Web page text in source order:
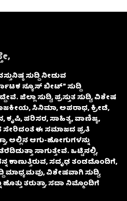
ಸುದ್ದಿ ನೀಡುವ
ನ್ಯೂಸ್ ಬೀಟ್” ಸುದ್ದಿ
ಜಿಲ್ಲಾ ಸುದ್ದಿ, ಪ್ರಸ್ತುತ ಸುದ್ದಿ, ವಿಶೇಷ
ಸಿನಿಮಾ, ಅಪರಾಧ, ಕ್ರೀಡೆ,
ಕೃಷಿ, ಪರಿಸರ, ಸಾಹಿತ್ಯ, ವಾಣಿಜ್ಯ,
ಸೇರಿದಂತೆ ಈ ಸಮಾಜದ ಪ್ರತಿ
ಅಲ್ಲಿನ ಆಗು-ಹೋಗುಗಳನ್ನು
ಸಾಗುತ್ತೇವೆ. ಒಟ್ಟಿನಲ್ಲಿ,
ಸದೃಢ ತಂಡದೊಂದಿಗೆ,
ಮಾಧ್ಯಮವು, ವಿಶೇಷವಾಗಿ ಸುದ್ದಿ,
ತರುತ್ತಾ, ಸದಾ ನಿಮ್ಮೊಂದಿಗೆ